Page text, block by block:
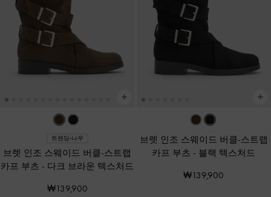
트렌딩-나우
브렛 인조 스웨이드 버클-스트랩
카프 부츠 - 다크 브라운 텍스처드
₩139,900
브렛 인조 스웨이드 버클-스트랩
카프 부츠 - 블랙 텍스처드
₩139,900